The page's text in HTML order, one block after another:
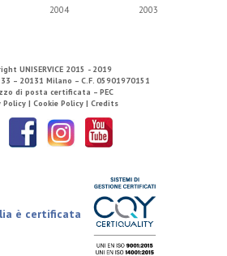
2004
2003
UNISERVICE 2015 - 2019
– 20131 Milano – C.F. 05901970151
di posta certificata – PEC
Policy | Cookie Policy | Credits
è certificata